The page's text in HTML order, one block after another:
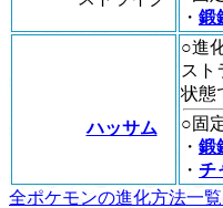
・ 鍛
ハッサム
○進
スト
状態
○固
・ 鍛
・ チ
全ポケモンの進化方法一